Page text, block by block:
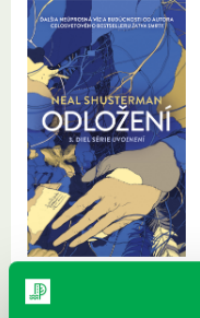
dramaticky pretnú.